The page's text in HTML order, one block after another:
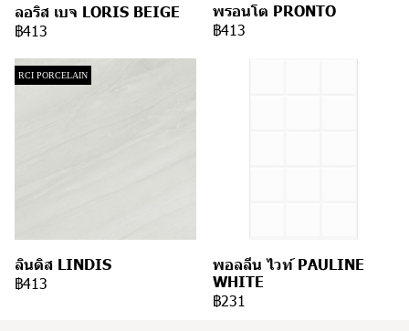
ลอริส เบจ LORIS BEIGE
฿413
พรอนโต PRONTO
฿413
RCI PORCELAIN
ลินดิส LINDIS
฿413
พอลลีน ไวท์ PAULINE
WHITE
฿231